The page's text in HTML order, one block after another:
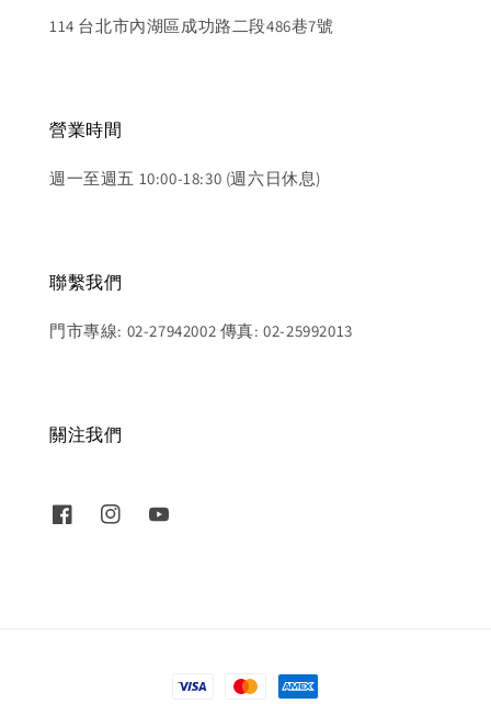
114 台北市內湖區成功路二段486巷7號
營業時間
週一至週五 10:00-18:30 (週六日休息)
聯繫我們
門市專線: 02-27942002 傳真: 02-25992013
關注我們